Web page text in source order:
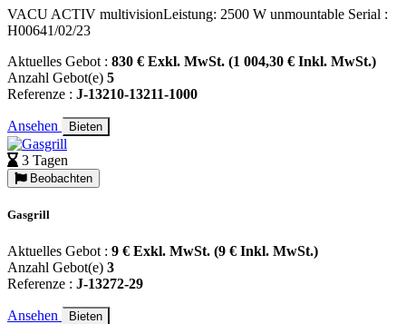
VACU ACTIV multivisionLeistung: 2500 W unmountable Serial :
H00641/02/23
Aktuelles Gebot : 830 € Exkl. MwSt. (1 004,30 € Inkl. MwSt.)
Anzahl Gebot(e) 5
Referenze : J-13210-13211-1000
Ansehen Bieten
3 Tagen
Beobachten
Gasgrill
Aktuelles Gebot : 9 € Exkl. MwSt. (9 € Inkl. MwSt.)
Anzahl Gebot(e) 3
Referenze : J-13272-29
Ansehen Bieten